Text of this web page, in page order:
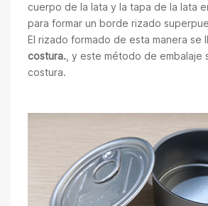
cuerpo de la lata y la tapa de la lata
para formar un borde rizado
El rizado formado de esta manera se
costura., y este método de embalaje
costura.